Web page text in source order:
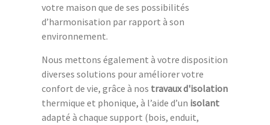
votre maison que de ses possibilités
d’harmonisation par rapport à son
environnement.
Nous mettons également à votre disposition
diverses solutions pour améliorer votre
confort de vie, grâce à nos travaux d'isolation
thermique et phonique, à l’aide d’un isolant
adapté à chaque support (bois, enduit,